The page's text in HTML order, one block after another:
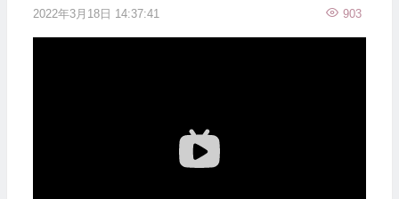
2022年3月18日 14:37:41 903